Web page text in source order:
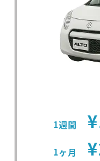
1週間
1ヶ月